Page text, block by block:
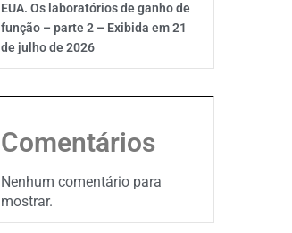
EUA. Os laboratórios de ganho de
função – parte 2 – Exibida em 21
de julho de 2026
Comentários
Nenhum comentário para
mostrar.